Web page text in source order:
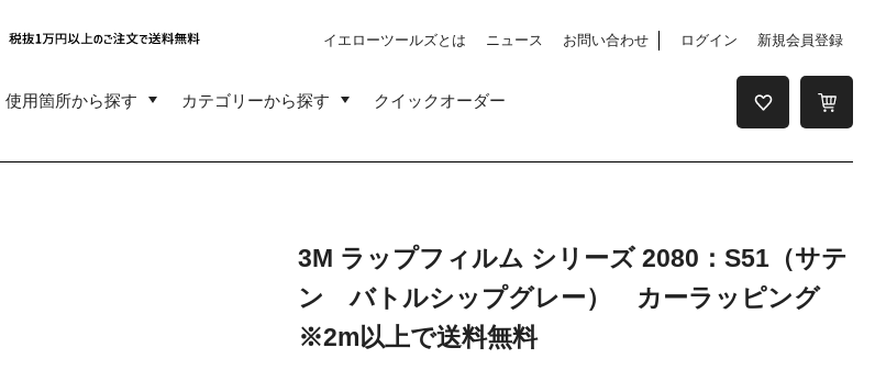
イエローツールズとは ニュース お問い合わせ ログイン 新規会員登録
使用箇所から探す カテゴリーから探す クイックオーダー
3M ラップフィルム シリーズ 2080：S51（サテ
ン バトルシップグレー） カーラッピング
※2m以上で送料無料